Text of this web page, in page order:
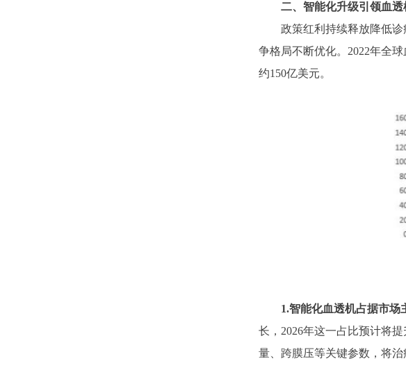
二、智能化升级引领血
政策红利持续释放降低
争格局不断优化。 2022年全
约150亿美元。
1.智能化血透机占据市场
长，2026年这一占比预计将
量、跨膜压等关键参数，将治